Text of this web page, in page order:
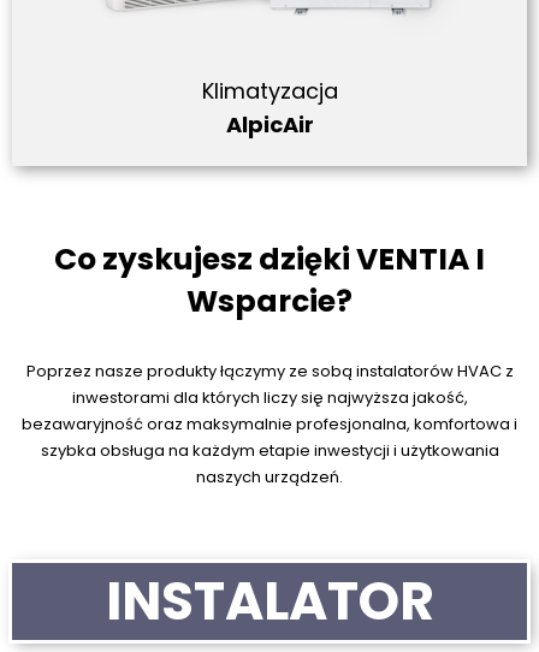
Klimatyzacja
AlpicAir
Co zyskujesz dzięki VENTIA I
Wsparcie?
Poprzez nasze produkty łączymy ze sobą instalatorów HVAC z
inwestorami dla których liczy się najwyższa jakość,
bezawaryjność oraz maksymalnie profesjonalna, komfortowa i
szybka obsługa na każdym etapie inwestycji i użytkowania
naszych urządzeń.
INSTALATOR